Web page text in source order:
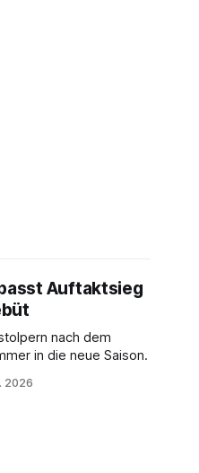
Auftaktsieg
nach dem
in die neue Saison.
2026